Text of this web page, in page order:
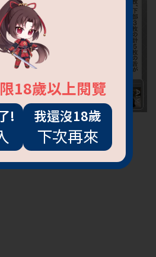
18歲以上閱覽
! 我還沒18歲
下次再來